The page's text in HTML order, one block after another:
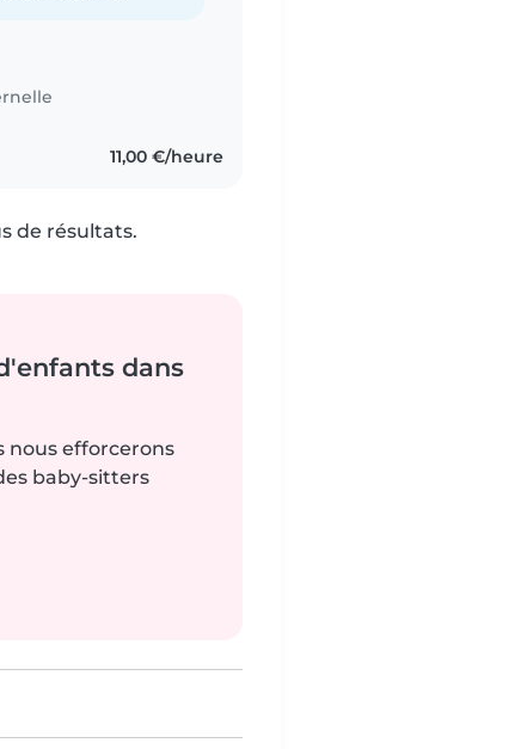
11,00 €/heure
de résultats.
dans
nous efforcerons
baby-sitters